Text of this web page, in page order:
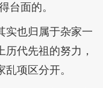
台面的。
实也归属于杂家一
代先祖的努力，
项区分开。